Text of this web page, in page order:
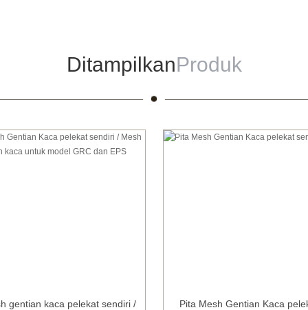
DitampilkanProduk
gentian kaca pelekat sendiri /
Pita Mesh Gentian Kaca